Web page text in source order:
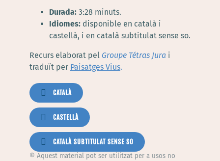
Durada:3:28 minuts.
Idiomes:disponible en català i
castellà, i en català subtitulat sense so.
Recurs elaborat pel Groupe Tétras Jurai
traduït per Paisatges Vius.
CATALÀ
CASTELLÀ
CATALÀ SUBTITULAT SENSE SO
© Aquest material pot ser utilitzat per a usos no